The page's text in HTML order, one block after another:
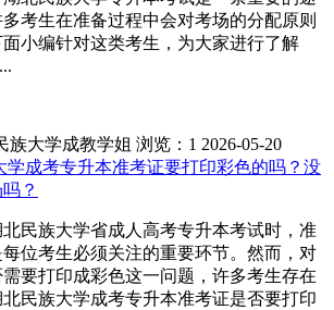
考生在准备过程中会对考场的分配原则
小编针对这类考生，为大家进行了解
族大学成教学姐 浏览：1 2026-05-20
学成考专升本准考证要打印彩色的吗？没
？
民族大学省成人高考专升本考试时，准
位考生必须关注的重要环节。然而，对
要打印成彩色这一问题，许多考生存在
民族大学成考专升本准考证是否要打印